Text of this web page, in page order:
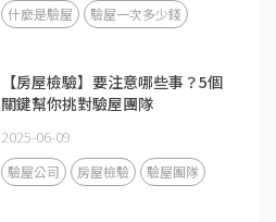
什麼是驗屋 驗屋一次多少錢
【房屋檢驗】要注意哪些事？5個
關鍵幫你挑對驗屋團隊
2025-06-09
驗屋公司 房屋檢驗 驗屋團隊